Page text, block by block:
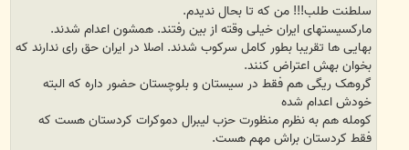
سلطنت طلب!!! من که تا بحال ندیدم.
مارکسیستهای ایران خیلی وقته از بین رفتند. همشون اعدام شدند.
بهایی ها تقریبا بطور کامل سرکوب شدند. اصلا در ایران حق رای ندارند که
بخوان بهش اعتراض کنند.
گروهک ریگی هم فقط در سیستان و بلوچستان حضور داره که البته
خودش اعدام شده
کومله هم به نظرم منظورت حزب لیبرال دموکرات کردستان هست که
فقط کردستان براش مهم هست.